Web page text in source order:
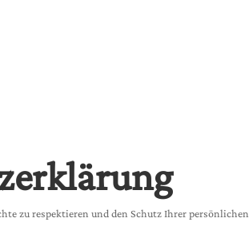
zu respektieren und den Schutz Ihrer persönlichen